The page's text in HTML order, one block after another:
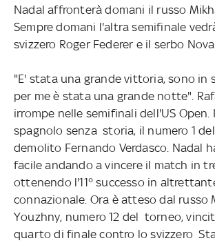
Nadal affronterà domani il russo
Sempre domani l'altra semifinale
svizzero Roger Federer e il serbo
"E' stata una grande vittoria, sono in
per me è stata una grande notte".
irrompe nelle semifinali dell'US Open.
spagnolo senza storia, il numero 1
demolito Fernando Verdasco. Nadal
facile andando a vincere il match in
ottenendo l'11° successo in
connazionale. Ora è atteso dal russo
Youzhny, numero 12 del torneo,
quarto di finale contro lo svizzero